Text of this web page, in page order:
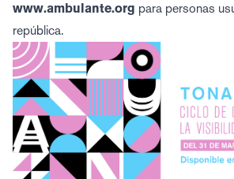
www.ambulante.org para personas
república.